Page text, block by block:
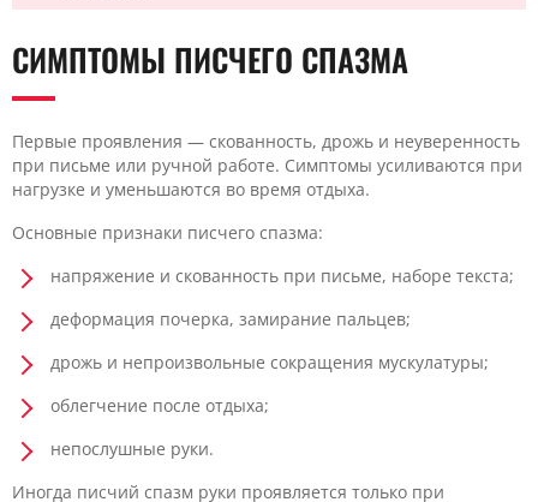
СИМПТОМЫ ПИСЧЕГО СПАЗМА
Первые проявления — скованность, дрожь и неуверенность
при письме или ручной работе. Симптомы усиливаются при
нагрузке и уменьшаются во время отдыха.
Основные признаки писчего спазма:
напряжение и скованность при письме, наборе текста;
деформация почерка, замирание пальцев;
дрожь и непроизвольные сокращения мускулатуры;
облегчение после отдыха;
непослушные руки.
Иногда писчий спазм руки проявляется только при